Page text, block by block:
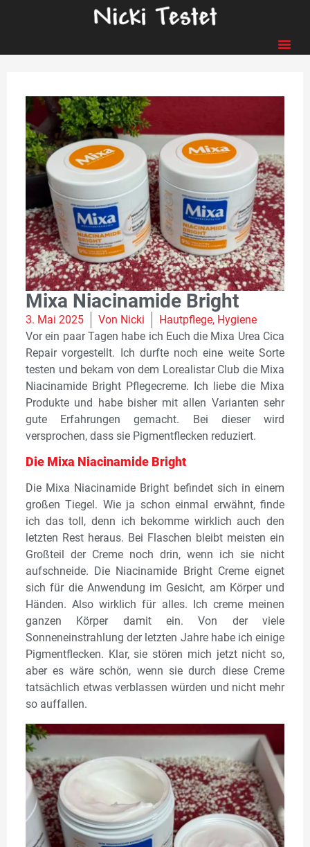
Mixa Niacinamide Bright
3. Mai 2025 Von Nicki Hautpflege, Hygiene
Vor ein paar Tagen habe ich Euch die Mixa Urea Cica
Repair vorgestellt. Ich durfte noch eine weite Sorte
testen und bekam von dem Lorealistar Club die Mixa
Niacinamide Bright Pflegecreme. Ich liebe die Mixa
Produkte und habe bisher mit allen Varianten sehr
gute Erfahrungen gemacht. Bei dieser wird
versprochen, dass sie Pigmentflecken reduziert.
Die Mixa Niacinamide Bright
Die Mixa Niacinamide Bright befindet sich in einem
großen Tiegel. Wie ja schon einmal erwähnt, finde
ich das toll, denn ich bekomme wirklich auch den
letzten Rest heraus. Bei Flaschen bleibt meisten ein
Großteil der Creme noch drin, wenn ich sie nicht
aufschneide. Die Niacinamide Bright Creme eignet
sich für die Anwendung im Gesicht, am Körper und
Händen. Also wirklich für alles. Ich creme meinen
ganzen Körper damit ein. Von der viele
Sonneneinstrahlung der letzten Jahre habe ich einige
Pigmentflecken. Klar, sie stören mich jetzt nicht so,
aber es wäre schön, wenn sie durch diese Creme
tatsächlich etwas verblassen würden und nicht mehr
so auffallen.